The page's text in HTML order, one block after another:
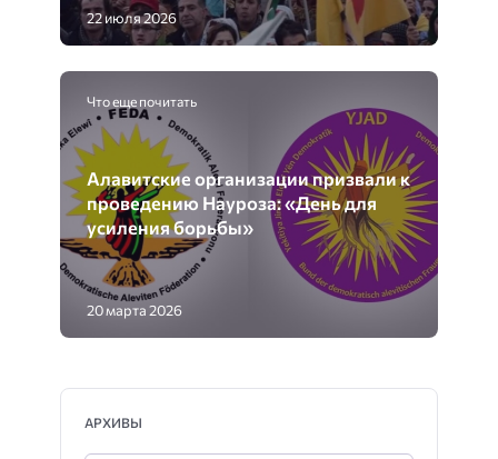
22 июля 2026
Что еще почитать
Алавитские организации призвали к
проведению Науроза: «День для
усиления борьбы»
20 марта 2026
АРХИВЫ